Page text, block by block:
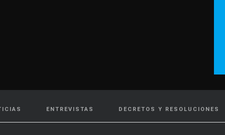
ENTREVISTAS DECRETOS Y RESOLUCIONES